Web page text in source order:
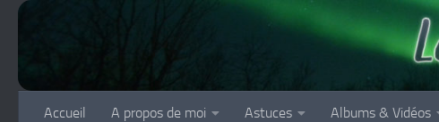
Accueil A propos de moi Astuces Albums & Vidéos